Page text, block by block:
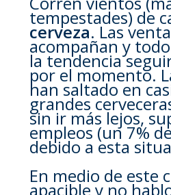
tempestades) de
cerveza. Las
acompañan y
la tendencia
por el momento.
han saltado en
grandes
sin ir más lejos,
empleos (un 7%
debido a esta
En medio de este
apacible y no